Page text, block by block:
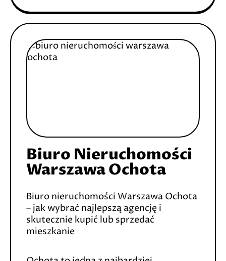
Biuro Nieruchomości
Warszawa Ochota
Biuro nieruchomości Warszawa Ochota
– jak wybrać najlepszą agencję i
skutecznie kupić lub sprzedać
mieszkanie